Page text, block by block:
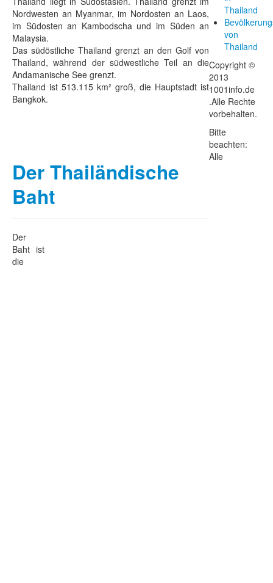
Nordwesten an Myanmar, im Nordosten an Laos,
im Südosten an Kambodscha und im Süden an
Malaysia.
Das südöstliche Thailand grenzt an den Golf von
Thailand, während der südwestliche Teil an die
Andamanische See grenzt.
Thailand ist 513.115 km² groß, die Hauptstadt ist
Bangkok.
Der Thailändische
Baht
Der
Baht ist
die
Thailand
von
Thailand
Copyright ©
2013
1001info.de
.Alle Rechte
vorbehalten.
Bitte
beachten:
Alle